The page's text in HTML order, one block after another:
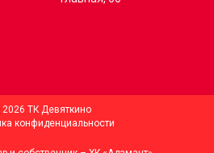
ТК Девяткино
конфиденциальности